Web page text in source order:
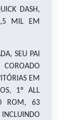
DASH,
MIL EM
SEU PAI
EM
1º ALL
ROM, 63